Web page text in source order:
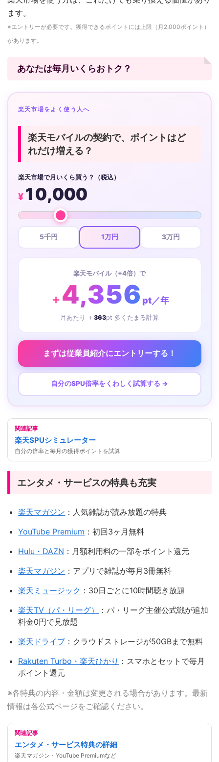
ます。
※エントリーが必要です。獲得できるポイントには上限（月2,000ポイント）
があります。
あなたは毎月いくらおトク？
楽天市場をよく使う人へ
楽天モバイルの契約で、ポイントはど
れだけ増える？
楽天市場で月いくら買う？（税込）
¥10,000
5千円 1万円 3万円
楽天モバイル（+4倍）で
＋ 4,356 pt／年
月あたり ＋ 363pt 多くたまる計算
まずは従業員紹介にエントリーする！
自分のSPU倍率をくわしく試算する →
関連記事
楽天SPUシミュレーター
自分の倍率と毎月の獲得ポイントを試算
エンタメ・サービスの特典も充実
楽天マガジン ：人気雑誌が読み放題の特典
YouTube Premium ：初回3ヶ月無料
Hulu・DAZN ：月額利用料の一部をポイント還元
楽天マガジン ：アプリで雑誌が毎月3冊無料
楽天ミュージック ：30日ごとに10時間聴き放題
楽天TV（パ・リーグ）
：パ・リーグ主催公式戦が追加
料金0円で見放題
楽天ドライブ ：クラウドストレージが50GBまで無料
Rakuten Turbo・楽天ひかり ：スマホとセットで毎月
ポイント還元
※各特典の内容・金額は変更される場合があります。最新
情報は各公式ページをご確認ください。
関連記事
エンタメ・サービス特典の詳細
楽天マガジン・YouTube Premiumなど